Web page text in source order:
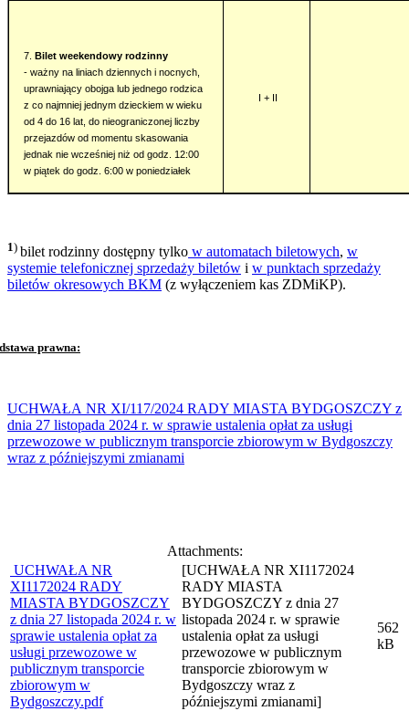
7. Bilet weekendowy rodzinny
- ważny na liniach dziennych i nocnych,
uprawniający obojga lub jednego rodzica
z co najmniej jednym dzieckiem w wieku
od 4 do 16 lat, do nieograniczonej liczby
przejazdów od momentu skasowania
jednak nie wcześniej niż od godz. 12:00
w piątek do godz. 6:00 w poniedziałek
I + II
1) bilet rodzinny dostępny tylko w automatach biletowych, w
systemie telefonicznej sprzedaży biletów i w punktach sprzedaży
biletów okresowych BKM (z wyłączeniem kas ZDMiKP).
prawna:
UCHWAŁA NR XI/117/2024 RADY MIASTA BYDGOSZCZY z
dnia 27 listopada 2024 r. w sprawie ustalenia opłat za usługi
przewozowe w publicznym transporcie zbiorowym w Bydgoszczy
wraz z późniejszymi zmianami
Attachments:
UCHWAŁA NR
XI1172024 RADY
MIASTA BYDGOSZCZY
z dnia 27 listopada 2024 r. w
sprawie ustalenia opłat za
usługi przewozowe w
publicznym transporcie
zbiorowym w
Bydgoszczy.pdf
[UCHWAŁA NR XI1172024
RADY MIASTA
BYDGOSZCZY z dnia 27
listopada 2024 r. w sprawie
ustalenia opłat za usługi
przewozowe w publicznym
transporcie zbiorowym w
Bydgoszczy wraz z
późniejszymi zmianami]
562
kB